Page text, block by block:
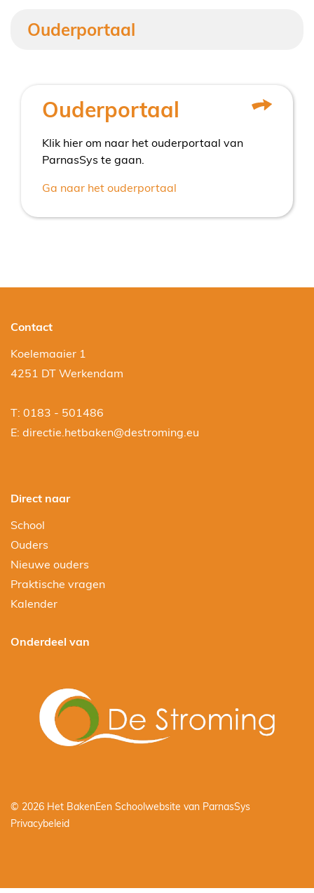
Ouderportaal
Ouderportaal
Klik hier om naar het ouderportaal van
ParnasSys te gaan.
Ga naar het ouderportaal
Contact
Koelemaaier 1
4251 DT Werkendam
T: 0183 - 501486
E: directie.hetbaken@destroming.eu
Direct naar
School
Ouders
Nieuwe ouders
Praktische vragen
Kalender
Onderdeel van
© 2026 Het BakenEen Schoolwebsite van ParnasSys
Privacybeleid